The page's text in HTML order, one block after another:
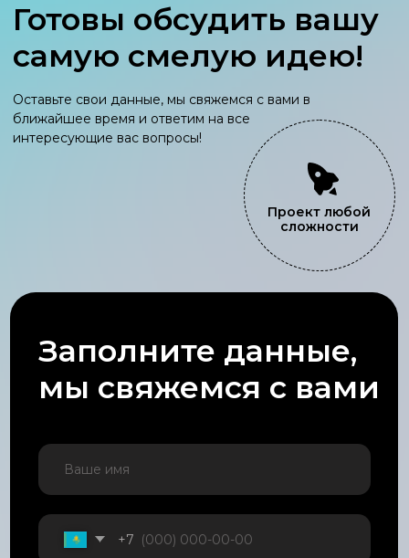
Мы на связи
Отправить
Адрес
+7 (701) 266 64 44
Республика Казахстан, г. Алматы, ул. Коперника 84
Комплектующие
LED-экраны
Архитектурная подстветка